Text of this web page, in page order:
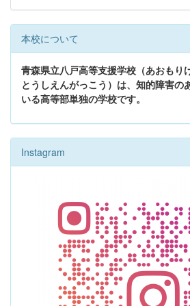
本校について
青森県立八戸高等支援学校（あおもり
とうしえんがっこう）は、知的障害の
いる高等部単独の学校です。
Instagram